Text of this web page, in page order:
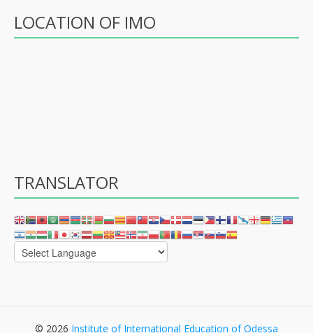
LOCATION OF IMO
TRANSLATOR
© 2026 Institute of International Education of Odessa